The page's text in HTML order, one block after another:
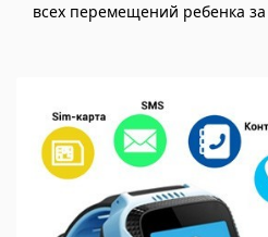
всех перемещений ребенка